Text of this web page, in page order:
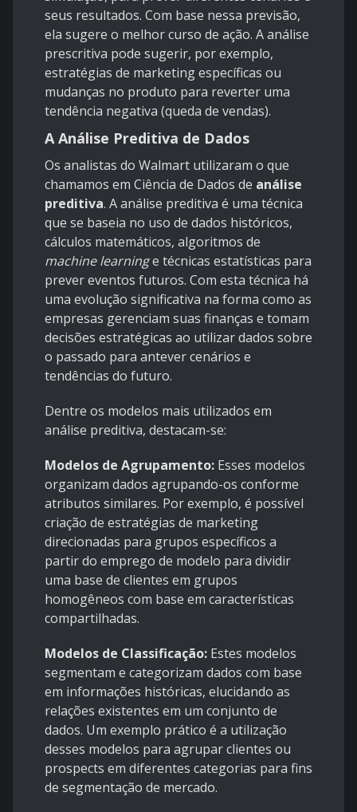
seus resultados. Com base nessa previsão,
ela sugere o melhor curso de ação. A análise
prescritiva pode sugerir, por exemplo,
estratégias de marketing específicas ou
mudanças no produto para reverter uma
tendência negativa (queda de vendas).
A Análise Preditiva de Dados
Os analistas do Walmart utilizaram o que
chamamos em Ciência de Dados de análise
preditiva. A análise preditiva é uma técnica
que se baseia no uso de dados históricos,
cálculos matemáticos, algoritmos de
machine learninge técnicas estatísticas para
prever eventos futuros. Com esta técnica há
uma evolução significativa na forma como as
empresas gerenciam suas finanças e tomam
decisões estratégicas ao utilizar dados sobre
o passado para antever cenários e
tendências do futuro.
Dentre os modelos mais utilizados em
análise preditiva, destacam-se:
Modelos de Agrupamento: Esses modelos
organizam dados agrupando-os conforme
atributos similares. Por exemplo, é possível
criação de estratégias de marketing
direcionadas para grupos específicos a
partir do emprego de modelo para dividir
uma base de clientes em grupos
homogêneos com base em características
compartilhadas.
Modelos de Classificação: Estes modelos
segmentam e categorizam dados com base
em informações históricas, elucidando as
relações existentes em um conjunto de
dados. Um exemplo prático é a utilização
desses modelos para agrupar clientes ou
prospects em diferentes categorias para fins
de segmentação de mercado.